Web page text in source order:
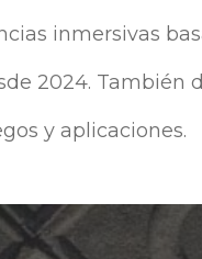
inmersivas
2024. También
y aplicaciones.